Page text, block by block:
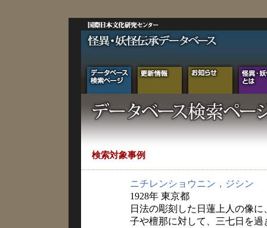
検索対象事例
ニチレンショウニン，ジシン
1928年 東京都
日法の彫刻した日蓮上人の像
子や檀那に対して、三七日を